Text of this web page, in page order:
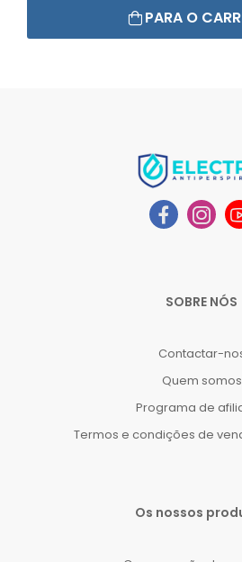
PARA O
SOBRE NÓS
Contactar-
Quem somos
Programa de
Termos e condições de
Os nossos